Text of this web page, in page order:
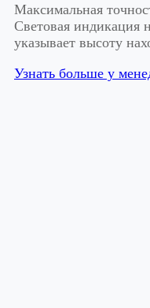
Максимальная
Световая индикация
указывает высоту
Узнать больше у